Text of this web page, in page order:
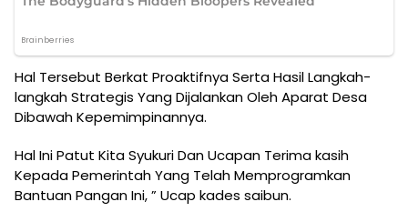
Hal Tersebut Berkat Proaktifnya Serta Hasil Langkah-
langkah Strategis Yang Dijalankan Oleh Aparat Desa
Dibawah Kepemimpinannya.
Hal Ini Patut Kita Syukuri Dan Ucapan Terima kasih
Kepada Pemerintah Yang Telah Memprogramkan
Bantuan Pangan Ini, ” Ucap kades saibun.